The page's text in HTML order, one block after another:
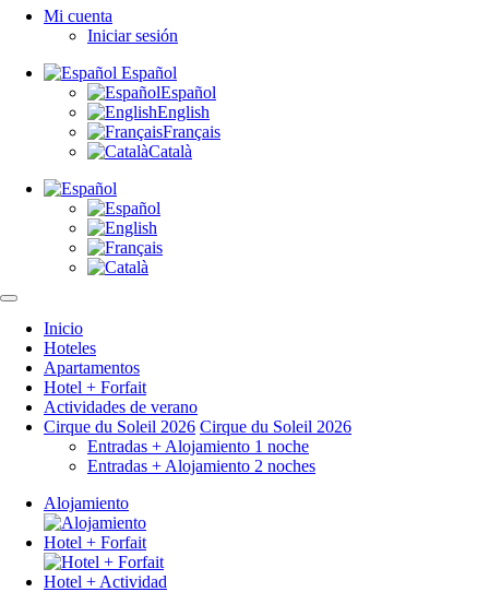
Mi cuenta
Iniciar sesión
Español
Español
English
Français
Català
Inicio
Hoteles
Apartamentos
Hotel + Forfait
Actividades de verano
Cirque du Soleil 2026 Cirque du Soleil 2026
Entradas + Alojamiento 1 noche
Entradas + Alojamiento 2 noches
Alojamiento
Hotel + Forfait
Hotel + Actividad